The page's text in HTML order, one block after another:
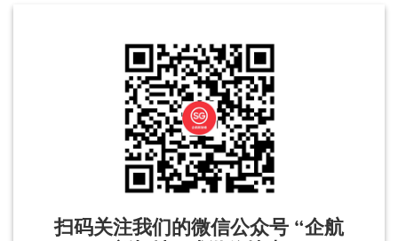
扫码关注我们的微信公众号 “企航